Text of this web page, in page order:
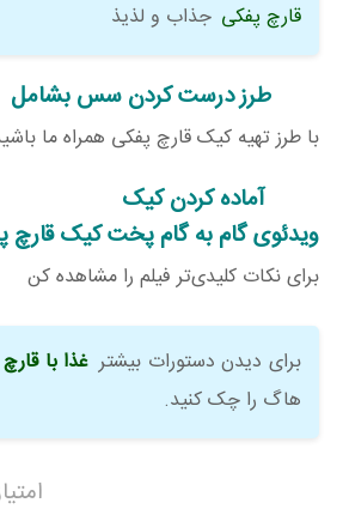
قارچ پفکی جذاب و لذیذ
طرز درست کردن سس بشامل
با طرز تهیه کیک قارچ پفکی همراه ما
آماده کردن کیک
ویدئوی گام به گام پخت کیک قارچ
برای نکات کلیدی‌تر فیلم را مشاهده کن
برای دیدن دستورات بیشتر غذا با قارچ
هاگ را چک کنید.